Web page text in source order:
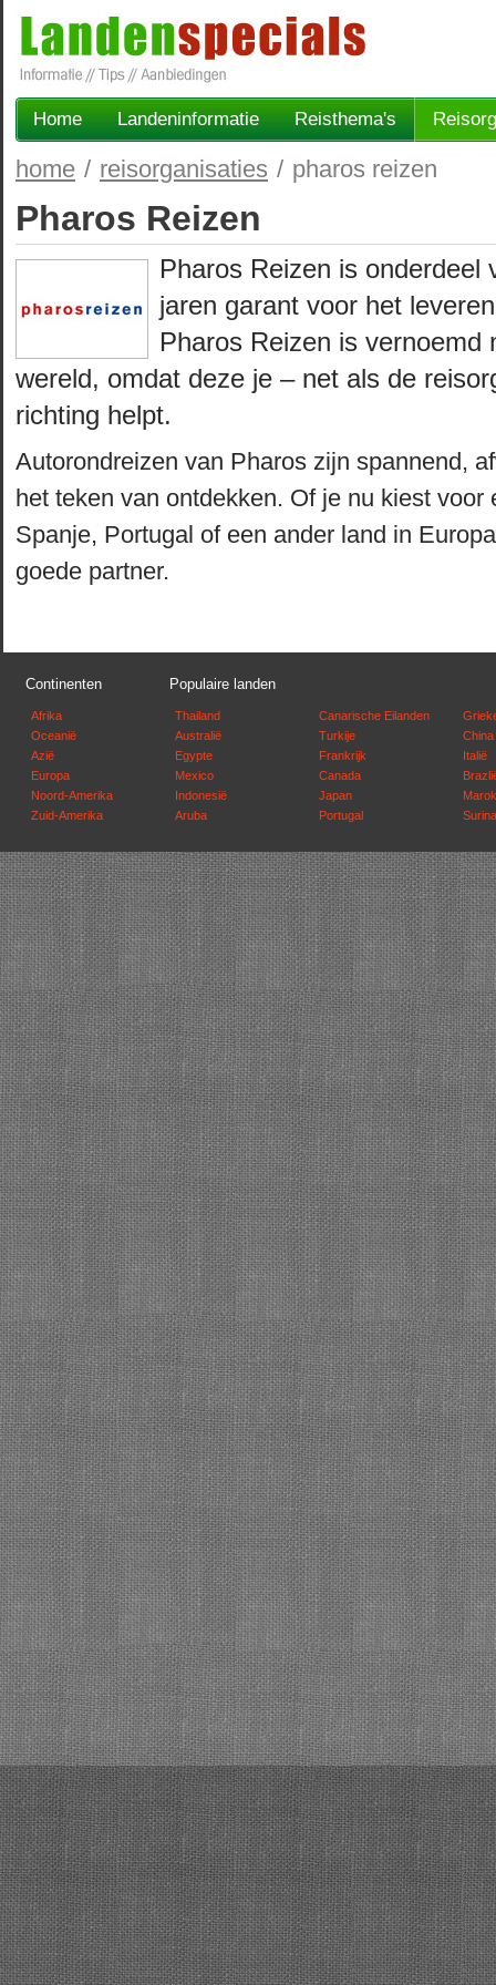
Home Landeninformatie Reisthema's
home / reisorganisaties / pharos reizen
Pharos Reizen
Pharos Reizen is onderdeel
jaren garant voor het
Pharos Reizen is
wereld, omdat deze je – net als de
richting helpt.
Autorondreizen van Pharos zijn spannend,
het teken van ontdekken. Of je nu kiest voor
Spanje, Portugal of een ander land in
goede partner.
Continenten
Afrika
Oceanië
Azië
Europa
Noord-Amerika
Zuid-Amerika
Populaire landen
Thailand
Australië
Egypte
Mexico
Indonesië
Aruba
Canarische Eilanden
Turkije
Frankrijk
Canada
Japan
Portugal
China
Italië